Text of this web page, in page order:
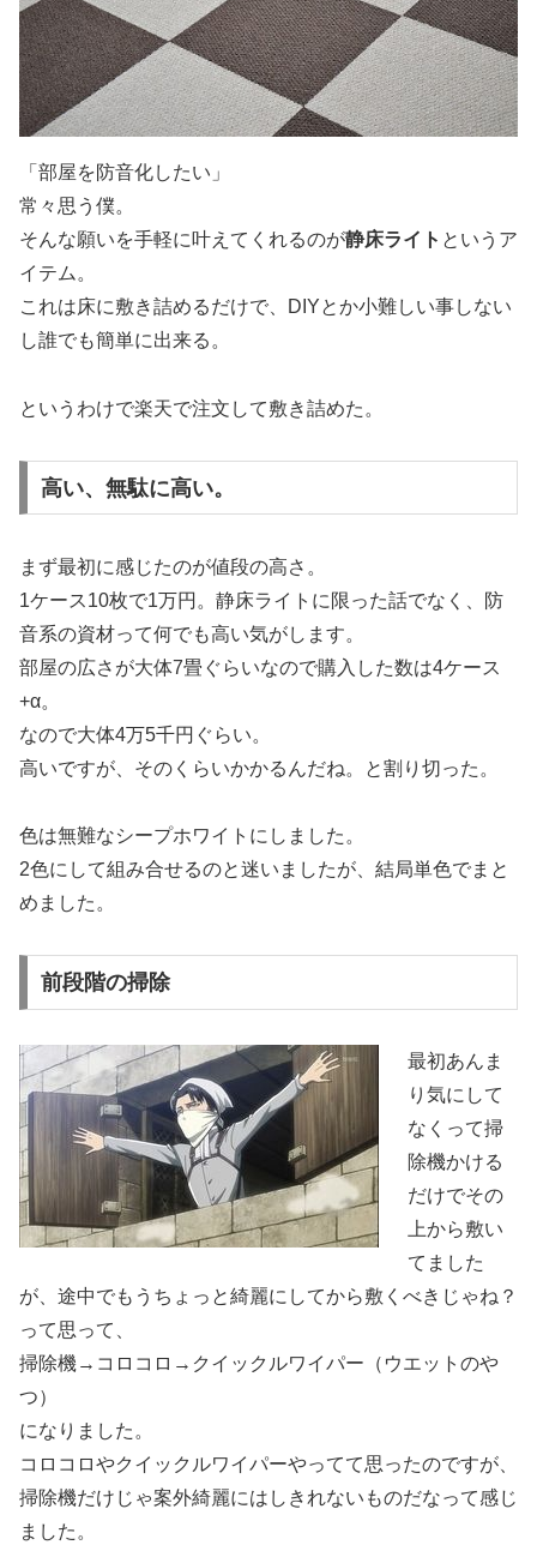
「部屋を防音化したい」
常々思う僕。
そんな願いを手軽に叶えてくれるのが静床ライト というア
イテム。
これは床に敷き詰めるだけで、DIYとか小難しい事しない
し誰でも簡単に出来る。
というわけで楽天で注文して敷き詰めた。
高い、無駄に高い。
まず最初に感じたのが値段の高さ。
1ケース10枚で1万円。静床ライトに限った話でなく、防
音系の資材って何でも高い気がします。
部屋の広さが大体7畳ぐらいなので購入した数は4ケース
+α。
なので大体4万5千円ぐらい。
高いですが、そのくらいかかるんだね。と割り切った。
色は無難なシープホワイトにしました。
2色にして組み合せるのと迷いましたが、結局単色でまと
めました。
前段階の掃除
最初あんま
り気にして
なくって掃
除機かける
だけでその
上から敷い
てました
が、途中でもうちょっと綺麗にしてから敷くべきじゃね？
って思って、
掃除機→コロコロ→クイックルワイパー（ウエットのや
つ）
になりました。
コロコロやクイックルワイパーやってて思ったのですが、
掃除機だけじゃ案外綺麗にはしきれないものだなって感じ
ました。